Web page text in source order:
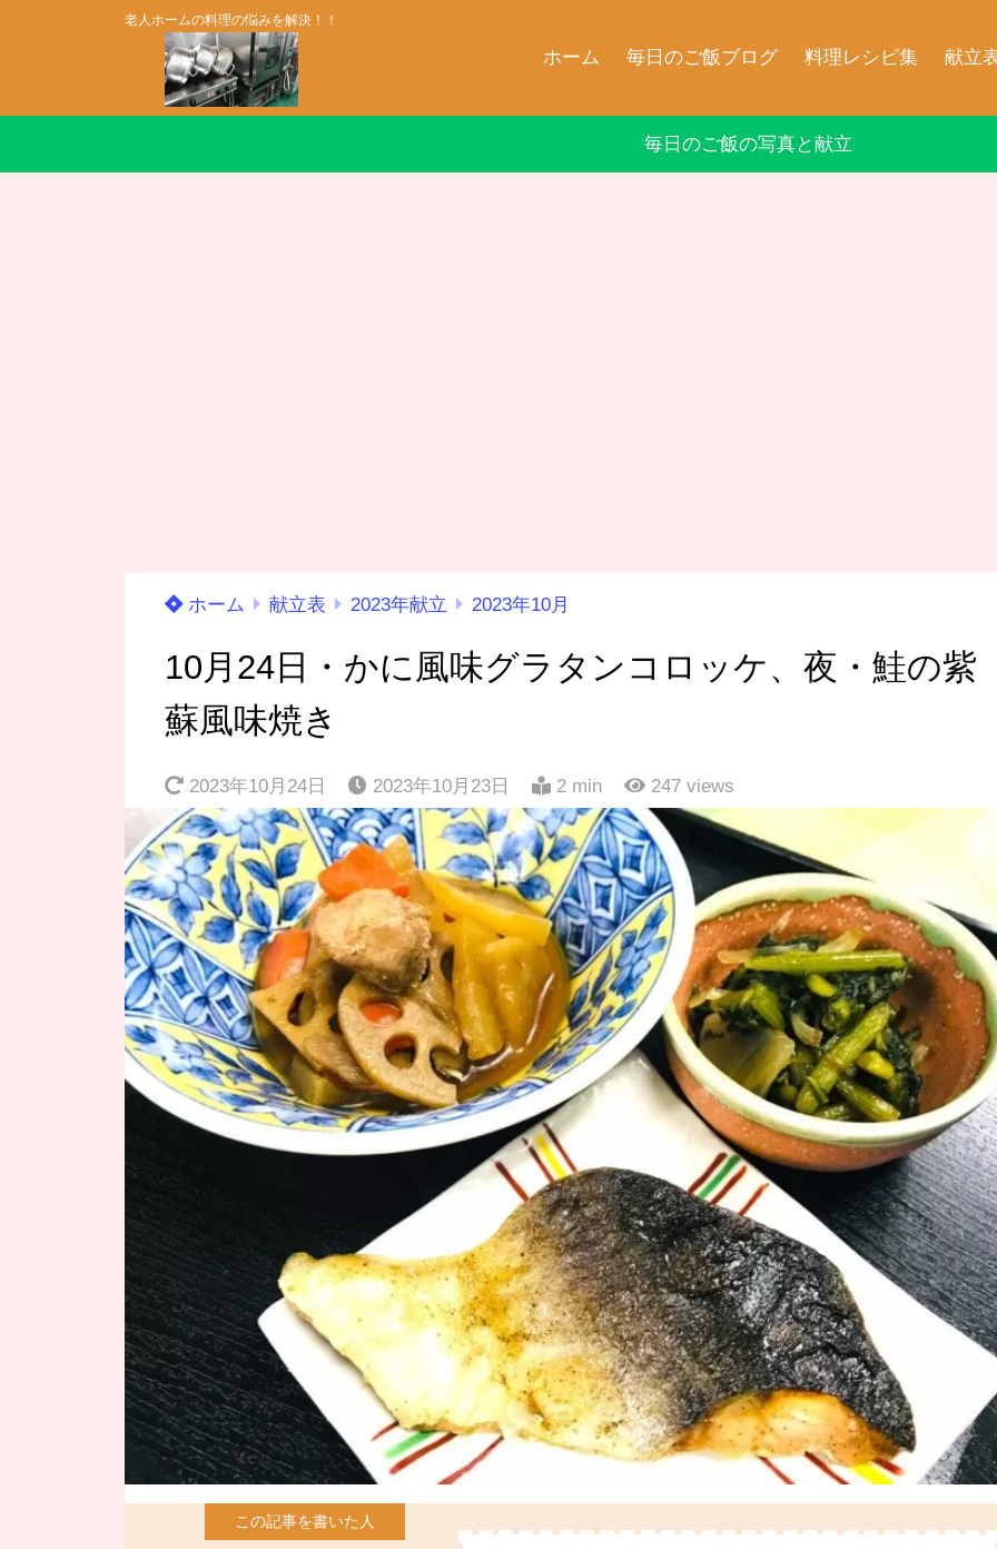
老人ホームの料理の悩みを解決！！
ホーム 毎日のご飯ブログ 料理レシピ集 献立
毎日のご飯の写真と献立
ホーム 献立表 2023年献立 2023年10月
10月24日・かに風味グラタンコロッケ、夜・鮭の紫
蘇風味焼き
2023年10月24日 2023年10月23日 2 min 247 views